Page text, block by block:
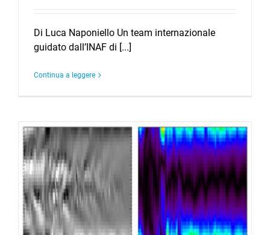
Di Luca Naponiello Un team internazionale
guidato dall’INAF di [...]
Continua a leggere